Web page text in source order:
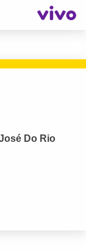
Do Rio